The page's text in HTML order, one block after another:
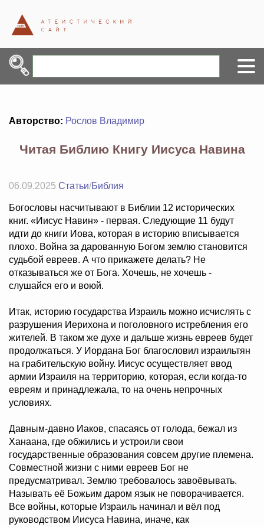
Авторство: Рослов Владимир
Читая Библию Книгу Иисуса Навина
06.09.2025 Статьи/Библия
Богословы насчитывают в Библии 12 исторических
книг. «Иисус Навин» - первая. Следующие 11 будут
идти до книги Иова, которая в историю вписывается
плохо. Война за дарованную Богом землю становится
судьбой евреев. А что прикажете делать? Не
отказываться же от Бога. Хочешь, не хочешь -
слушайся его и воюй.
Итак, историю государства Израиль можно исчислять с
разрушения Иерихона и поголовного истребления его
жителей. В таком же духе и дальше жизнь евреев будет
продолжаться. У Иордана Бог благословил израильтян
на грабительскую войну. Иисус осуществляет ввод
армии Израиля на территорию, которая, если когда-то
евреям и принадлежала, то на очень непрочных
условиях.
Давным-давно Иаков, спасаясь от голода, бежал из
Ханаана, где обжились и устроили свои
государственные образования совсем другие племена.
Совместной жизни с ними евреев Бог не
предусматривал. Землю требовалось завоёвывать.
Называть её Божьим даром язык не поворачивается.
Все войны, которые Израиль начинал и вёл под
руководством Иисуса Навина, иначе, как